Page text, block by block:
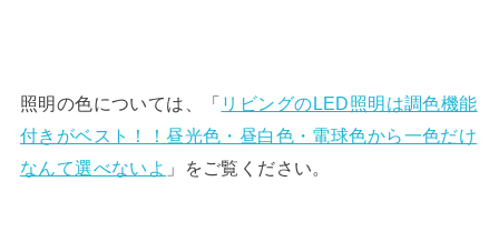
照明の色については、「 リビングのLED照明は調色機能
付きがベスト！！昼光色・昼白色・電球色から一色だけ
なんて選べないよ 」をご覧ください。